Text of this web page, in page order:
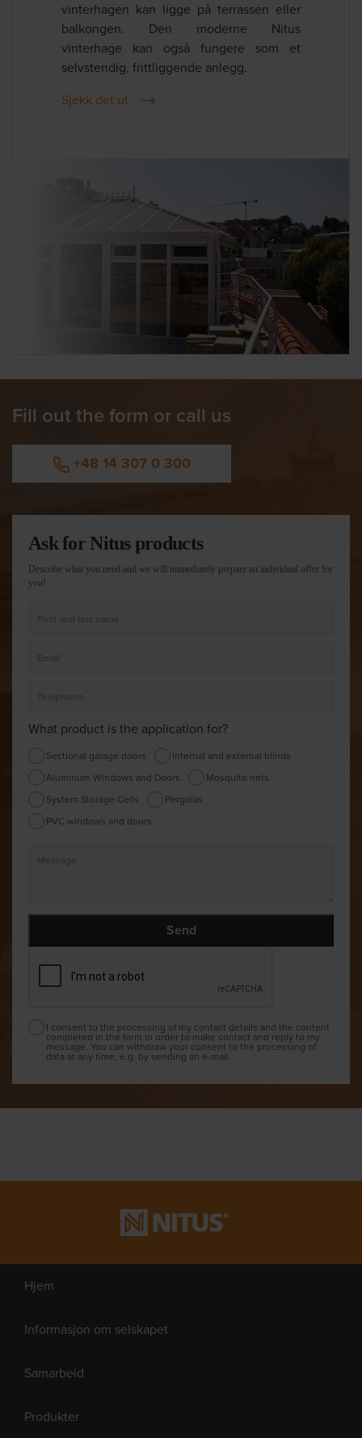
vinterhagen kan ligge på terrassen eller
balkongen. Den moderne Nitus
vinterhage kan også fungere som et
selvstendig, frittliggende anlegg.
Sjekk det ut
Fill out the form or call us
+48 14 307 0 300
Ask for Nitus products
Describe what you need and we will immediately prepare an individual offer for
you!
What product is the application for?
Sectional garage doors
Internal and external blinds
Aluminum Windows and Doors
Mosquito nets
System Storage Cells
Pergolas
PVC windows and doors
I consent to the processing of my contact details and the content
completed in the form in order to make contact and reply to my
message. You can withdraw your consent to the processing of
data at any time, e.g. by sending an e-mail.
Hjem
Informasjon om selskapet
Samarbeid
Produkter